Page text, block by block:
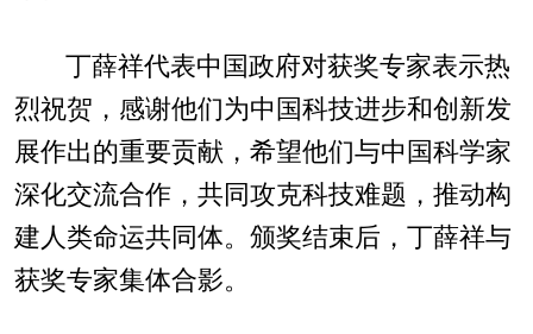
丁薛祥代表中国政府对获奖专家表示热
烈祝贺，感谢他们为中国科技进步和创新发
展作出的重要贡献，希望他们与中国科学家
深化交流合作，共同攻克科技难题，推动构
建人类命运共同体。颁奖结束后，丁薛祥与
获奖专家集体合影。